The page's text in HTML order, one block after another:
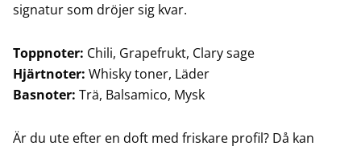
signatur som dröjer sig kvar.
Toppnoter: Chili, Grapefrukt, Clary sage
Hjärtnoter: Whisky toner, Läder
Basnoter: Trä, Balsamico, Mysk
Är du ute efter en doft med friskare profil? Då kan